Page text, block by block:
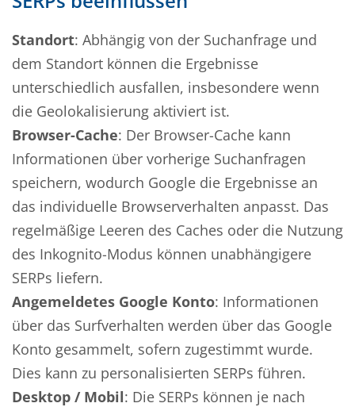
Standort: Abhängig von der Suchanfrage und
dem Standort können die Ergebnisse
unterschiedlich ausfallen, insbesondere wenn
die Geolokalisierung aktiviert ist.
Browser-Cache: Der Browser-Cache kann
Informationen über vorherige Suchanfragen
speichern, wodurch Google die Ergebnisse an
das individuelle Browserverhalten anpasst. Das
regelmäßige Leeren des Caches oder die Nutzung
des Inkognito-Modus können unabhängigere
SERPs liefern.
Angemeldetes Google Konto: Informationen
über das Surfverhalten werden über das Google
Konto gesammelt, sofern zugestimmt wurde.
Dies kann zu personalisierten SERPs führen.
Desktop / Mobil: Die SERPs können je nach